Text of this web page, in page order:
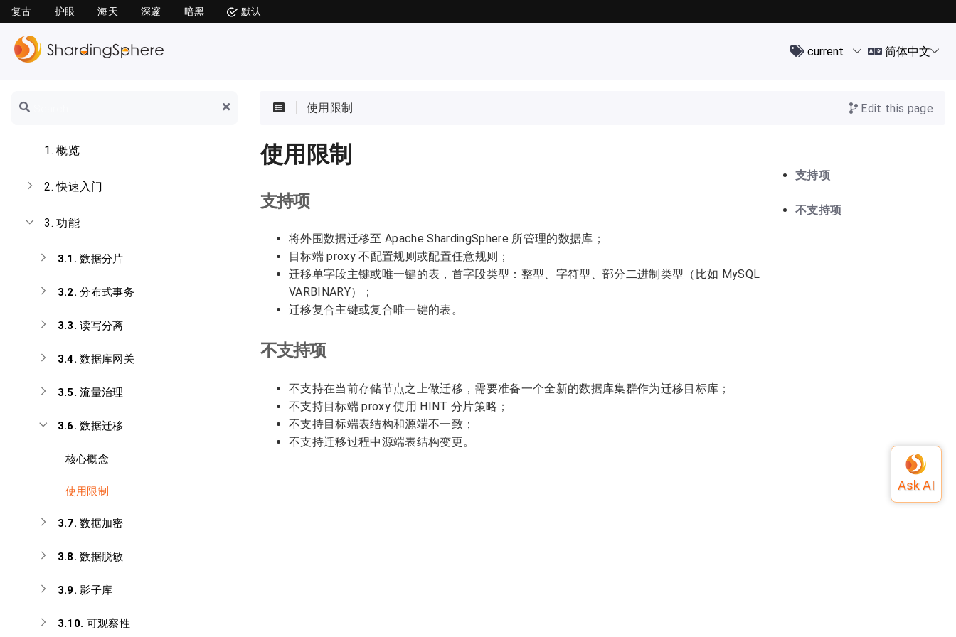
复古 护眼 海天 深邃 暗黑 默认
1.概览
2.快速入门
3.功能
3.1.数据分片
3.2.分布式事务
3.3.读写分离
3.4.数据库网关
3.5.流量治理
3.6.数据迁移
核心概念
使用限制
3.7.数据加密
3.8.数据脱敏
3.9.影子库
3.10. 可观察性
Edit this page
使用限制
使用限制
支持项
不支持项
支持项
将外围数据迁移至 Apache ShardingSphere 所管理的数据库；
目标端 proxy 不配置规则或配置任意规则；
迁移单字段主键或唯一键的表，首字段类型：整型、字符型、部分二进制类型（比如 MySQL
VARBINARY）；
迁移复合主键或复合唯一键的表。
不支持项
不支持在当前存储节点之上做迁移，需要准备一个全新的数据库集群作为迁移目标库；
不支持目标端 proxy 使用 HINT 分片策略；
不支持目标端表结构和源端不一致；
不支持迁移过程中源端表结构变更。